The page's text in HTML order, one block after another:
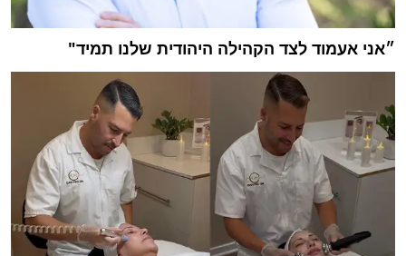
״אני אעמוד לצד הקהילה היהודית שלנו תמיד"